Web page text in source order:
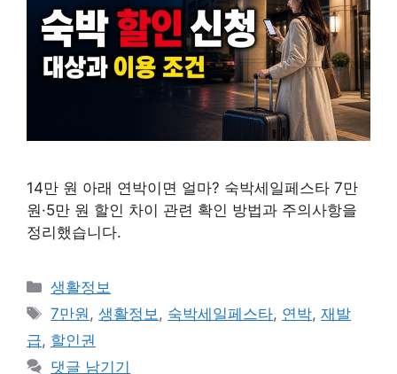
14만 원 아래 연박이면 얼마? 숙박세일페스타 7만
원·5만 원 할인 차이 관련 확인 방법과 주의사항을
정리했습니다.
카
테
리
생활정보
태
그
7만원 ,생활정보 , 숙박세일페스타, 연박,재발
급, 할인권
댓글 남기기